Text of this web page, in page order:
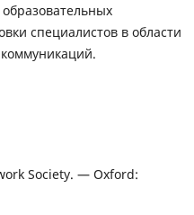
специалистов в области
Society. — Oxford: